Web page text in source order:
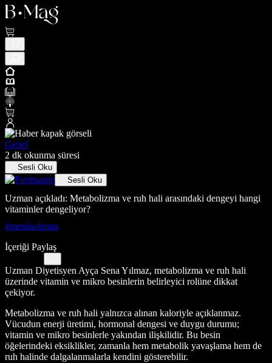
Genel
2 dk okunma süresi
Sesli Oku
Sesli Oku
Uzman açıkladı: Metabolizma ve ruh hali arasındaki dengeyi hangi
vitaminler dengeliyor?
#metabolizma
İçeriği Paylaş
Uzman Diyetisyen Ayça Sena Yılmaz, metabolizma ve ruh hali
üzerinde vitamin ve mikro besinlerin belirleyici rolüne dikkat
çekiyor.
Metabolizma ve ruh hali yalnızca alınan kaloriyle açıklanmaz.
Vücudun enerji üretimi, hormonal dengesi ve duygu durumu;
vitamin ve mikro besinlerle yakından ilişkilidir. Bu besin
öğelerindeki eksiklikler, zamanla hem metabolik yavaşlama hem de
ruh halinde dalgalanmalarla kendini gösterebilir.